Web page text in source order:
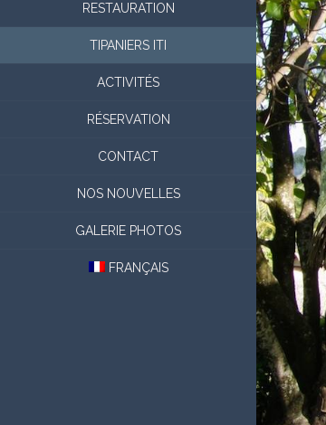
RESTAURATION
TIPANIERS ITI
ACTIVITÉS
RÉSERVATION
CONTACT
NOS NOUVELLES
GALERIE PHOTOS
FRANÇAIS